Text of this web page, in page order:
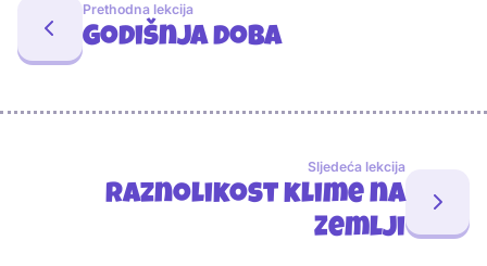
Prethodna lekcija
Godišnja doba
Sljedeća lekcija
Raznolikost klime na
Zemlji